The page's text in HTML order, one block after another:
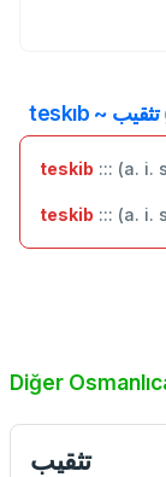
teskıb ~ تثقيب
teskib ::: (a. i.
teskib ::: (a. i.
Diğer
تثقيب